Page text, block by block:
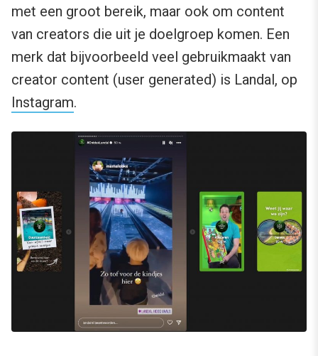
met een groot bereik, maar ook om content
van creators die uit je doelgroep komen. Een
merk dat bijvoorbeeld veel gebruikmaakt van
creator content (user generated) is Landal, op
Instagram.